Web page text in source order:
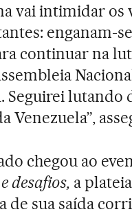
vai intimidar os
enganam-
continuar na
Seguirei
Venezuela”,
chegou ao
desafios, a
de sua saída